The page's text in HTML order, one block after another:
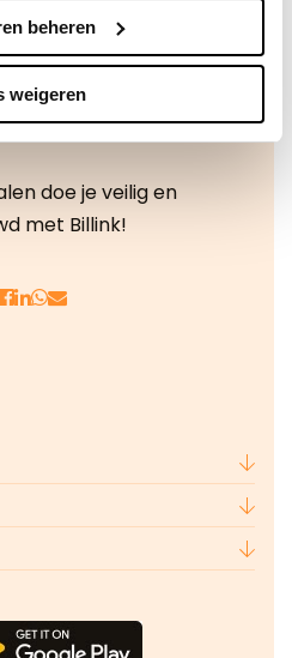
via de zwevende knop
beheren
weigeren
doe je veilig en
met Billink!